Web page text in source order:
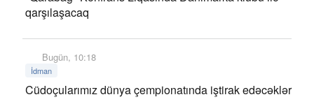
qarşılaşacaq
Bugün, 10:18
İdman
Cüdoçularımız dünya çempionatında iştirak edəcəklər